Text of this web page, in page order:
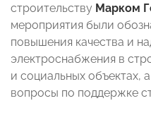
строительству Марком
мероприятия были
повышения качества и
электроснабжения в
и социальных объектах,
вопросы по поддержке